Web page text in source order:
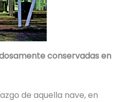
conservadas en
de aquella nave, en